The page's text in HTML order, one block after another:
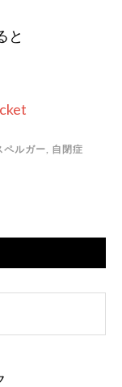
と
ペルガー, 自閉症